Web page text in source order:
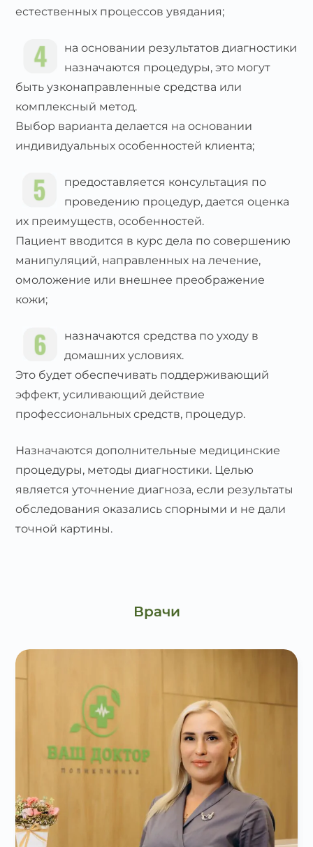
естественных процессов увядания;
на основании результатов диагностики
назначаются процедуры, это могут
быть узконаправленные средства или
комплексный метод.
Выбор варианта делается на основании
индивидуальных особенностей клиента;
предоставляется консультация по
проведению процедур, дается оценка
их преимуществ, особенностей.
Пациент вводится в курс дела по совершению
манипуляций, направленных на лечение,
омоложение или внешнее преображение
кожи;
назначаются средства по уходу в
домашних условиях.
Это будет обеспечивать поддерживающий
эффект, усиливающий действие
профессиональных средств, процедур.
Назначаются дополнительные медицинские
процедуры, методы диагностики. Целью
является уточнение диагноза, если результаты
обследования оказались спорными и не дали
точной картины.
Врачи